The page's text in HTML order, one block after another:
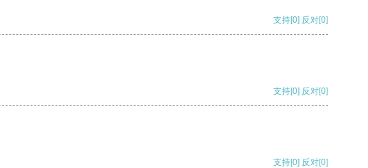
支持[0] 反对[0]
支持[0] 反对[0]
支持[0] 反对[0]